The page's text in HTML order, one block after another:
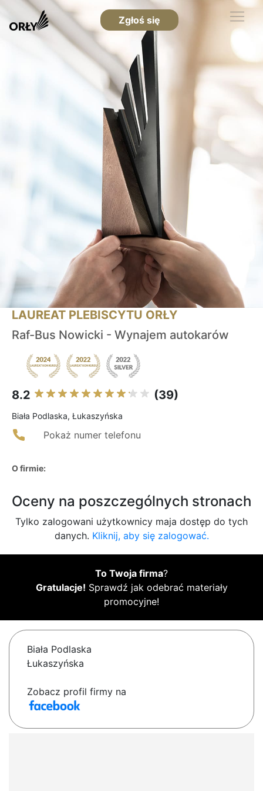
Zgłoś się
LAUREAT PLEBISCYTU ORŁY
Raf-Bus Nowicki - Wynajem autokarów
8.2 (39)
Biała Podlaska, Łukaszyńska
Pokaż numer telefonu
O firmie:
Oceny na poszczególnych stronach
Tylko zalogowani użytkownicy maja dostęp do tych
danych. Kliknij, aby się zalogować.
To Twoja firma?
Gratulacje! Sprawdź jak odebrać materiały
promocyjne!
Biała Podlaska
Łukaszyńska
Zobacz profil firmy na